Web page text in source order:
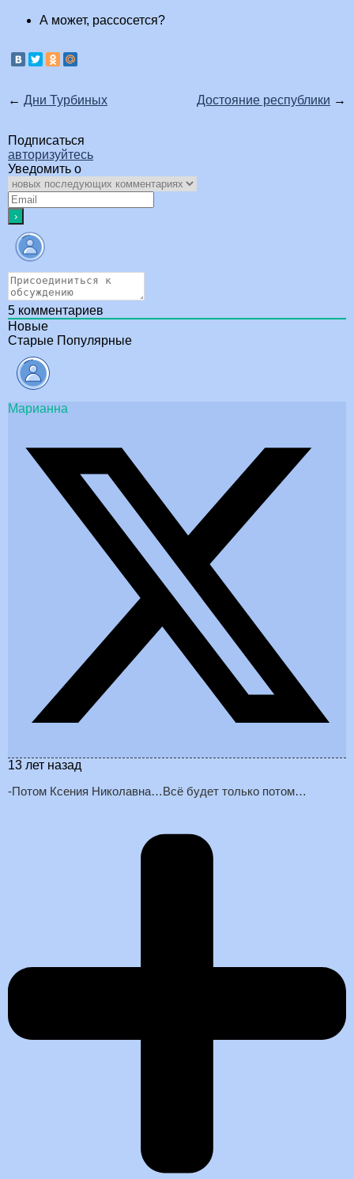
А может, рассосется?
← Дни Турбиных Достояние республики →
Подписаться
авторизуйтесь
Уведомить о
5 комментариев
Новые
Старые Популярные
Марианна
13 лет назад
-Потом Ксения Николавна…Всё будет только потом…